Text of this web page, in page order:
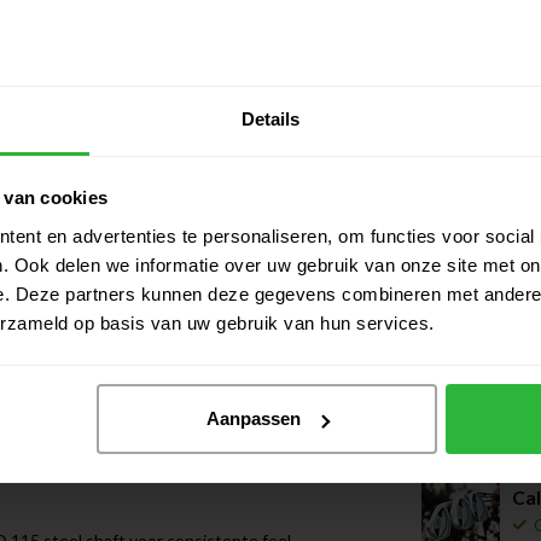
Details
cookies
en advertenties te personaliseren, om functies voor social
Ook delen we informatie over uw gebruik van onze site met
Deze partners kunnen deze gegevens combineren met
op basis van uw gebruik van hun services.
Aanpassen
voor rechtshandige
Construction, waarbij het zwaartepunt
hoge spin, ideaal voor geprepareerde korte
én cross-hatch bewerking voor extra grip,
bounce (circa 6° bij 58°/60° loft) en
de clubkop strak over de turf glijden,
en flanken vanaf verscheidene lies
in de teen, slanke topline en
De briljante chrome afwerking geeft